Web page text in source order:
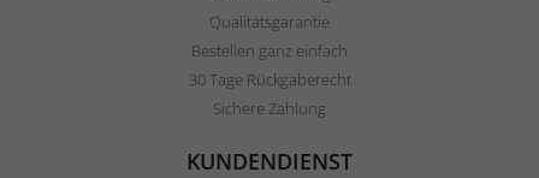
Qualitätsgarantie
Bestellen ganz einfach
30 Tage Rückgaberecht
Sichere Zahlung
KUNDENDIENST